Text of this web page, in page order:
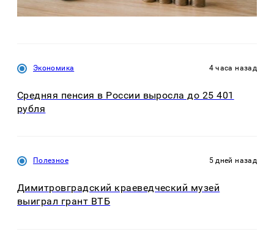
Экономика 4 часа назад
Средняя пенсия в России выросла до 25 401
рубля
Полезное 5 дней назад
Димитровградский краеведческий музей
выиграл грант ВТБ